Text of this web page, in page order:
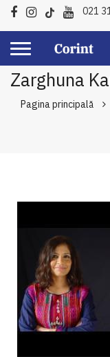
021
Zarghuna
Pagina principală